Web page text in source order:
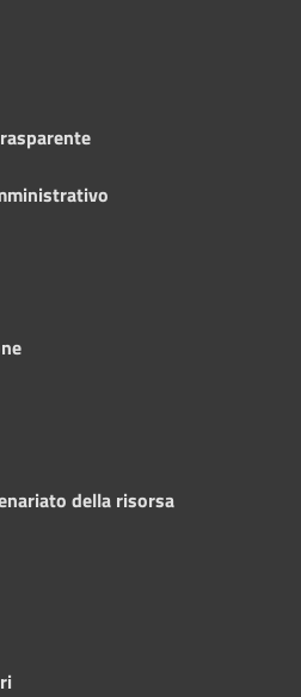
della risorsa